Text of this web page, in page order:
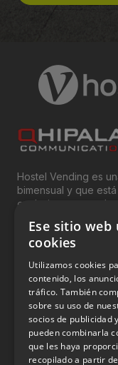
Hostel Vending es
bimensual y que
exclusivamente, a
del “Vending”;
genéricamente
productos y
INFORMACIÓN
Aviso Legal
Política de Privacidad
Política de Cookies
Ese sitio web
cookies
Utilizamos cookies
contenido, los
tráfico. También
sobre su uso de
socios de publicidad
pueden combinarla
que les haya
recopilado a partir